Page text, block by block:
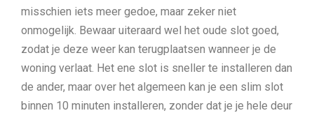
misschien iets meer gedoe, maar zeker niet
onmogelijk. Bewaar uiteraard wel het oude slot goed,
zodat je deze weer kan terugplaatsen wanneer je de
woning verlaat. Het ene slot is sneller te installeren dan
de ander, maar over het algemeen kan je een slim slot
binnen 10 minuten installeren, zonder dat je je hele deur